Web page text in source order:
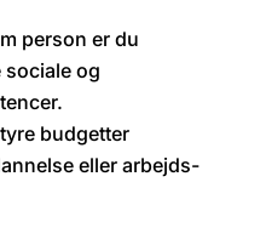
person er du
og
budgetter
eller arbejds-